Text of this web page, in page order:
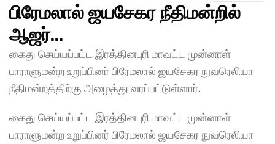
பிரேமலால் ஜயசேகர நீதிமன்றில்
ஆஜர்...
கைது செய்யப்பட்ட இரத்தினபுரி மாவட்ட முன்னாள்
பாராளுமன்ற உறுப்பினர் பிரேமலால் ஜயசேகர நுவரெலியா
நீதிமன்றத்திற்கு அழைத்து வரப்பட்டுள்ளார்.
கைது செய்யப்பட்ட இரத்தினபுரி மாவட்ட முன்னாள்
பாராளுமன்ற உறுப்பினர் பிரேமலால் ஜயசேகர நுவரெலியா